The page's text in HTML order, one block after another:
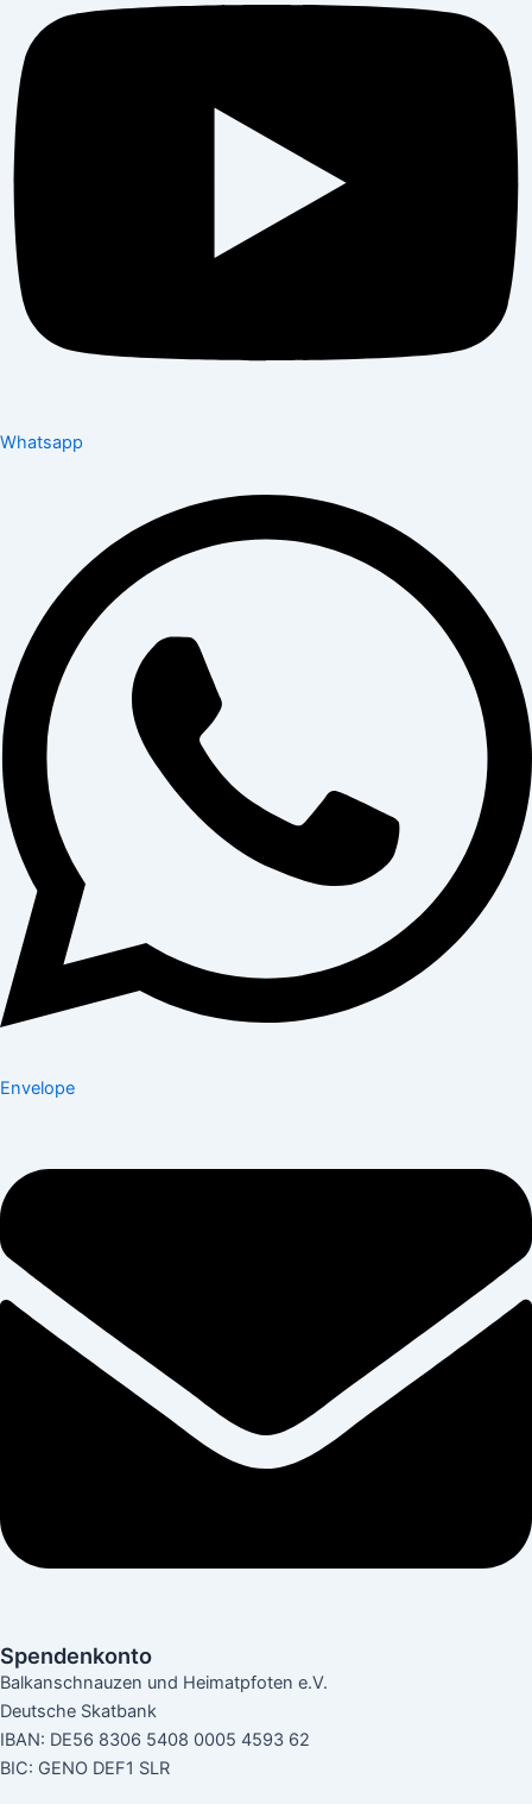
Whatsapp
Envelope
Spendenkonto
Balkanschnauzen und Heimatpfoten e.V.
Deutsche Skatbank
IBAN: DE56 8306 5408 0005 4593 62
BIC: GENO DEF1 SLR